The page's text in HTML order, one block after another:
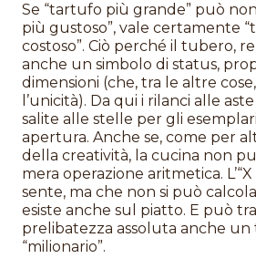
Se “tartufo più grande” può
più gustoso”, vale certamente
costoso”. Ciò perché il tubero,
anche un simbolo di status,
dimensioni (che, tra le altre
l’unicità). Da qui i rilanci alle
salite alle stelle per gli
apertura. Anche se, come per
della creatività, la cucina non
mera operazione aritmetica.
sente, ma che non si può
esiste anche sul piatto. E può
prelibatezza assoluta anche
“milionario”.